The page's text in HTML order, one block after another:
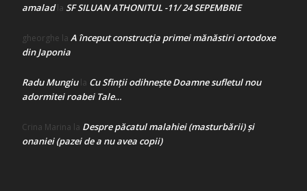
amaladla SF SILUAN ATHONITUL -11/ 24 SEPEMBRIE
gheorghe la A început construcţia primei mănăstiri ortodoxe
din Japonia
Radu Mungiula Cu Sfinții odihnește Doamne sufletul nou
adormitei roabei Tale…
Crina Marina la Despre păcatul malahiei (masturbării) şi
onaniei (pazei de a nu avea copii)